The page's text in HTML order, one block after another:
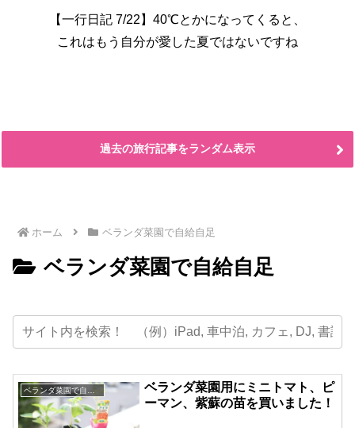
【一行日記 7/22】40℃とかになってくると、
これはもう自分が愛した夏ではないですね
過去の旅行記事をランダム表示
ホーム ベランダ菜園で自給自足
ベランダ菜園で自給自足
ベランダ菜園で自給自足
ベランダ菜園用にミニトマト、ピ
ーマン、紫蘇の苗を買いました！